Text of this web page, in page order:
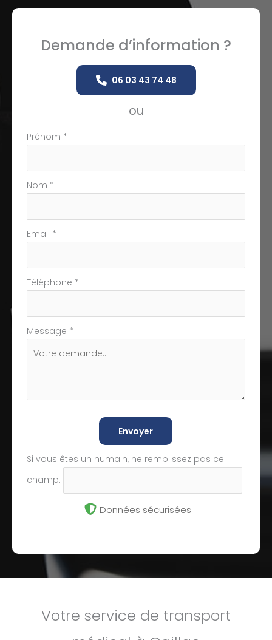
Demande d’information ?
06 03 43 74 48
ou
Formulaire
téléphone
Prénom *
Nom *
Email *
Téléphone *
Message *
Envoyer
Si vous êtes un humain, ne remplissez pas ce
champ.
Données sécurisées
Votre service de transport